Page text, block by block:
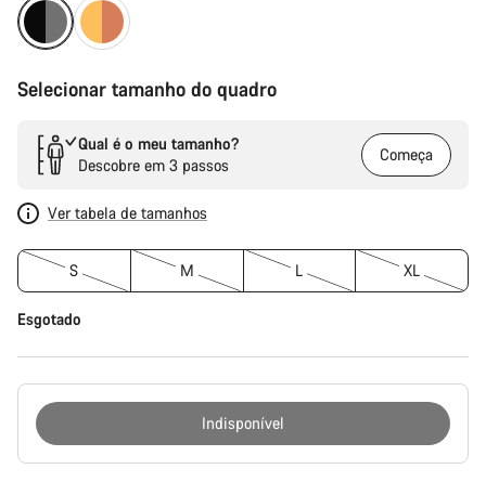
Selecionar tamanho do quadro
Qual é o meu tamanho?
Descobre em 3 passos
Começa
Ver tabela de tamanhos
S M L XL
Esgotado
Indisponível